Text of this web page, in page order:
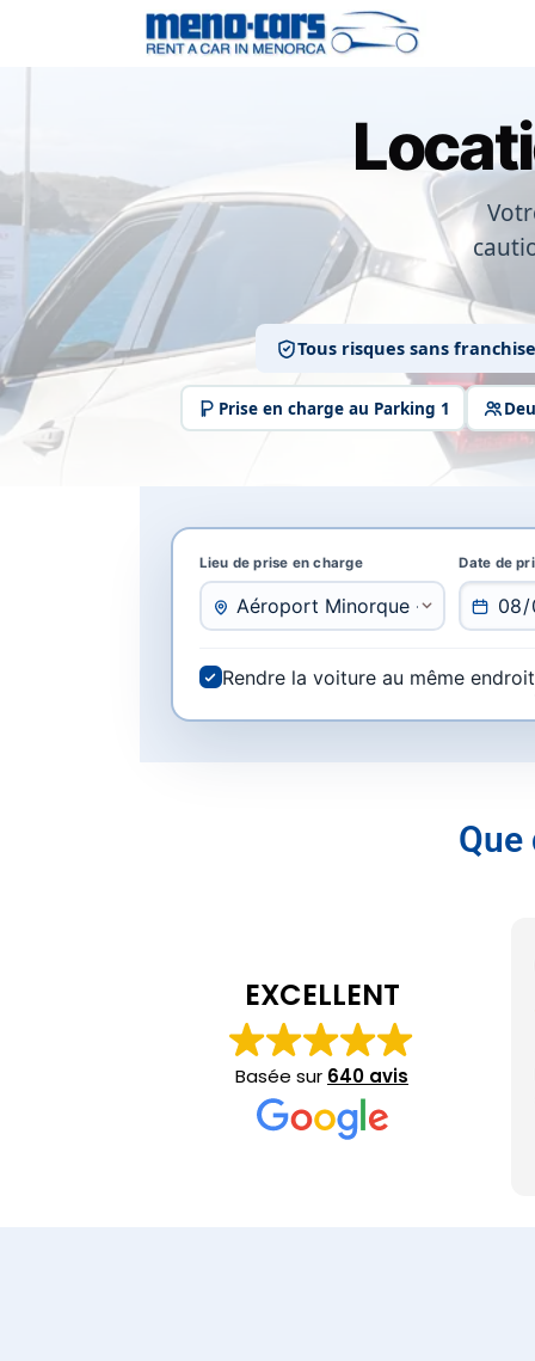
Tous risques sans franchise
Prise en charge au Parking 1
Lieu de prise en charge Date de
Rendre la voiture au même endroit
EXCELLENT
Basée sur 640 avis
Je
La